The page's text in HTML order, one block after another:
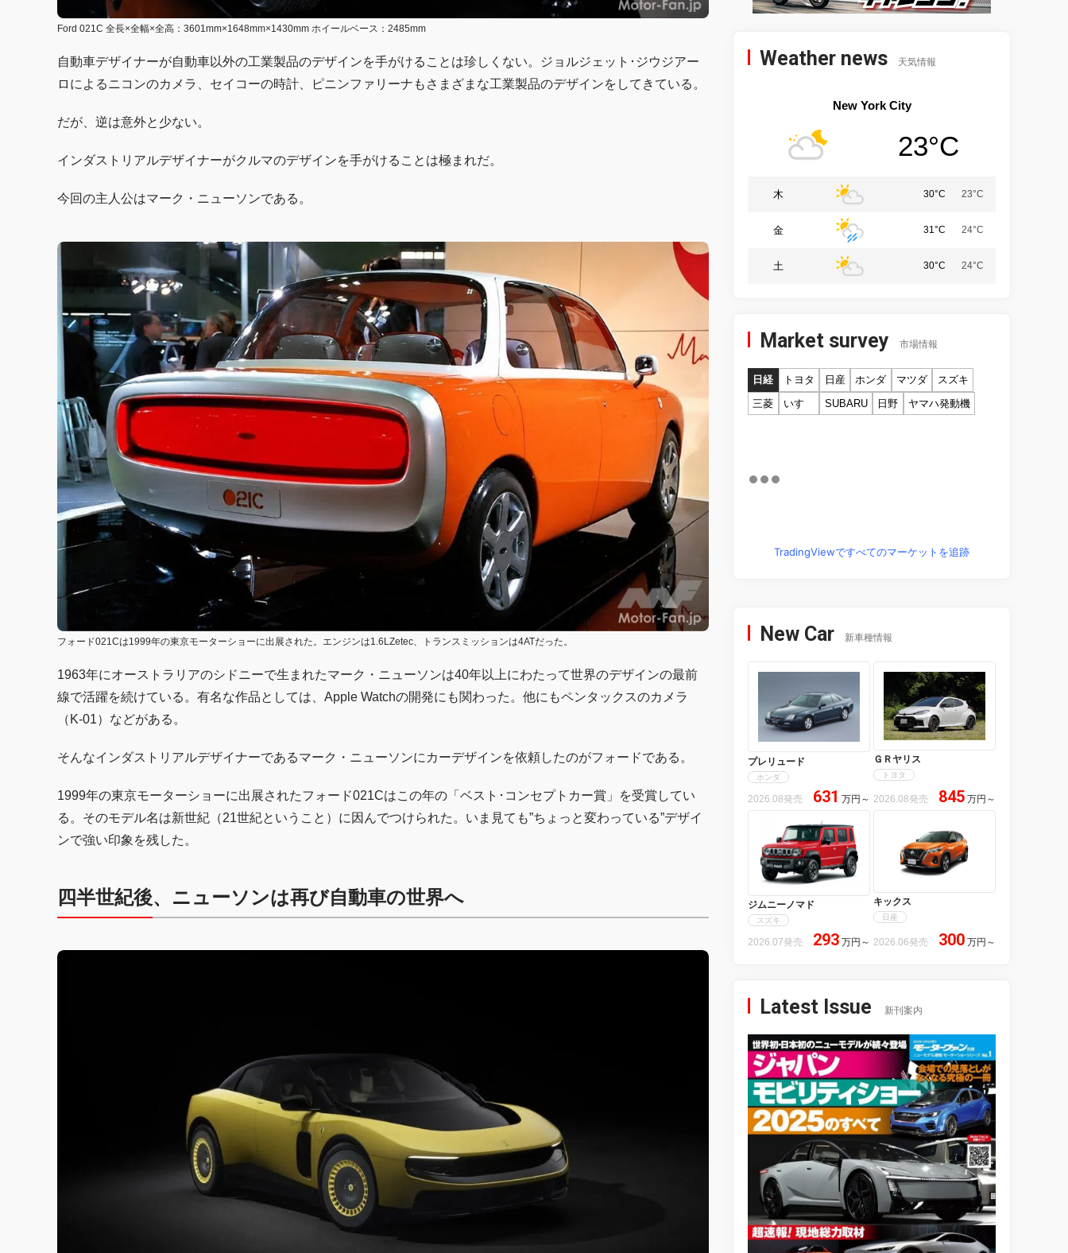
Ford 021C 全長×全幅×全高：3601mm×1648mm×1430mm ホイールベース：2485mm
自動車デザイナーが自動車以外の工業製品のデザインを手がけることは珍しくない。ジョルジェット･ジウジアー
ロによるニコンのカメラ、セイコーの時計、ピニンファリーナもさまざまな工業製品のデザインをしてきている。
だが、逆は意外と少ない。
インダストリアルデザイナーがクルマのデザインを手がけることは極まれだ。
今回の主人公はマーク・ニューソンである。
フォード021Cは1999年の東京モーターショーに出展された。エンジンは1.6LZetec、トランスミッションは4ATだった。
1963年にオーストラリアのシドニーで生まれたマーク・ニューソンは40年以上にわたって世界のデザインの最前
線で活躍を続けている。有名な作品としては、Apple Watchの開発にも関わった。他にもペンタックスのカメラ
（K-01）などがある。
そんなインダストリアルデザイナーであるマーク・ニューソンにカーデザインを依頼したのがフォードである。
1999年の東京モーターショーに出展されたフォード021Cはこの年の「ベスト･コンセプトカー賞」を受賞してい
る。そのモデル名は新世紀（21世紀ということ）に因んでつけられた。いま見ても”ちょっと変わっている”デザイ
ンで強い印象を残した。
四半世紀後、ニューソンは再び自動車の世界へ
Weather news 天気情報
New York City
23°C
木 30°C 23°C
金 31°C 24°C
土 30°C 24°C
Market survey 市場情報
日経 トヨタ 日産 ホンダ マツダ
スズキ
三菱
いすゞ SUBARU 日野 ヤマハ発動機
TradingViewですべてのマーケットを追跡
New Car 新車種情報
プレリュード
ホンダ
2026.08発売 631 万円 ～
ＧＲヤリス
トヨタ
2026.08発売 845 万円 ～
ジムニーノマド
スズキ
2026.07発売 293 万円 ～
キックス
日産
2026.06発売 300 万円 ～
Latest Issue 新刊案内